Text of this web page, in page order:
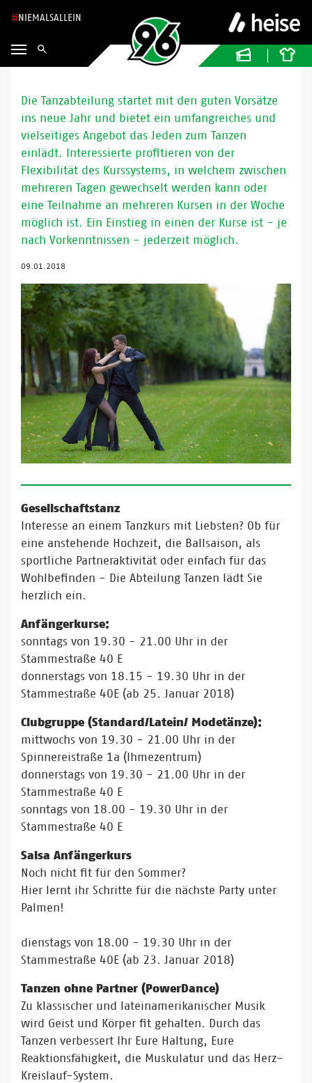
NIEMALSALLEIN
Die Tanzabteilung startet mit den guten Vorsätze
ins neue Jahr und bietet ein umfangreiches und
vielseitiges Angebot das Jeden zum Tanzen
einlädt. Interessierte profitieren von der
Flexibilität des Kurssystems, in welchem zwischen
mehreren Tagen gewechselt werden kann oder
eine Teilnahme an mehreren Kursen in der Woche
möglich ist. Ein Einstieg in einen der Kurse ist - je
nach Vorkenntnissen - jederzeit möglich.
09.01.2018
Gesellschaftstanz
Interesse an einem Tanzkurs mit Liebsten? Ob für
eine anstehende Hochzeit, die Ballsaison, als
sportliche Partneraktivität oder einfach für das
Wohlbefinden - Die Abteilung Tanzen lädt Sie
herzlich ein.
Anfängerkurse:
sonntags von 19.30 - 21.00 Uhr in der
Stammestraße 40 E
donnerstags von 18.15 - 19.30 Uhr in der
Stammestraße 40E (ab 25. Januar 2018)
Clubgruppe (Standard/Latein/ Modetänze):
mittwochs von 19.30 - 21.00 Uhr in der
Spinnereistraße 1a (Ihmezentrum)
donnerstags von 19.30 - 21.00 Uhr in der
Stammestraße 40 E
sonntags von 18.00 - 19.30 Uhr in der
Stammestraße 40 E
Salsa Anfängerkurs
Noch nicht fit für den Sommer?
Hier lernt ihr Schritte für die nächste Party unter
Palmen!
dienstags von 18.00 - 19.30 Uhr in der
Stammestraße 40E (ab 23. Januar 2018)
Tanzen ohne Partner (PowerDance)
Zu klassischer und lateinamerikanischer Musik
wird Geist und Körper fit gehalten. Durch das
Tanzen verbessert Ihr Eure Haltung, Eure
Reaktionsfähigkeit, die Muskulatur und das Herz-
Kreislauf-System.